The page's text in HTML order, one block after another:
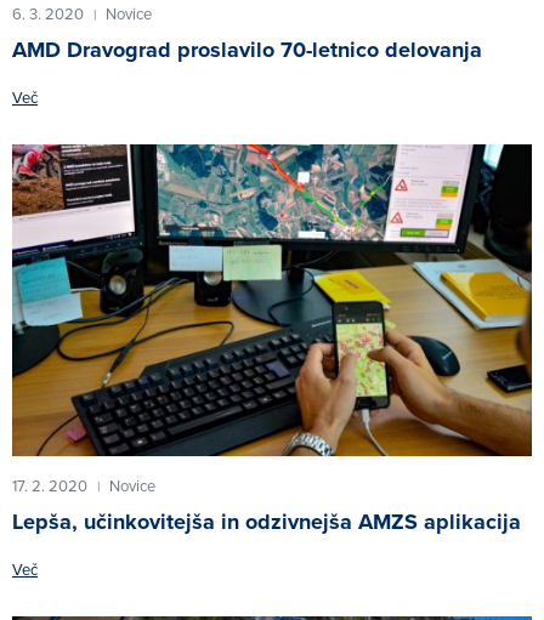
6. 3. 2020 | Novice
AMD Dravograd proslavilo 70-letnico delovanja
Več
17. 2. 2020 | Novice
Lepša, učinkovitejša in odzivnejša AMZS aplikacija
Več